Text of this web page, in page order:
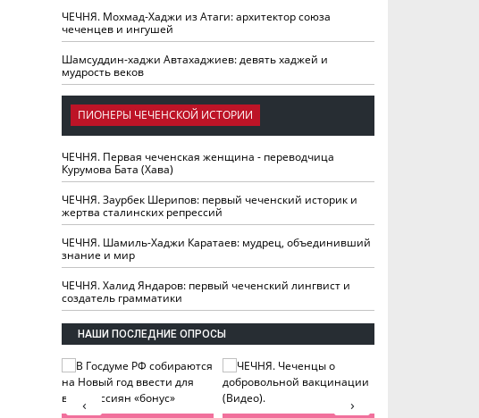
ЧЕЧНЯ. Мохмад-Хаджи из Атаги: архитектор союза
чеченцев и ингушей
Шамсуддин-хаджи Автахаджиев: девять хаджей и
мудрость веков
ПИОНЕРЫ ЧЕЧЕНСКОЙ ИСТОРИИ
ЧЕЧНЯ. Первая чеченская женщина - переводчица
Курумова Бата (Хава)
ЧЕЧНЯ. Заурбек Шерипов: первый чеченский историк и
жертва сталинских репрессий
ЧЕЧНЯ. Шамиль-Хаджи Каратаев: мудрец, объединивший
знание и мир
ЧЕЧНЯ. Халид Яндаров: первый чеченский лингвист и
создатель грамматики
НАШИ ПОСЛЕДНИЕ ОПРОСЫ
›
‹